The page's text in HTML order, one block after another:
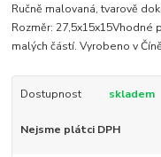
Ručně malovaná, tvarově
Rozměr:
malých částí. Vyrobeno v Číně
Dostupnost skladem
Nejsme plátci DPH